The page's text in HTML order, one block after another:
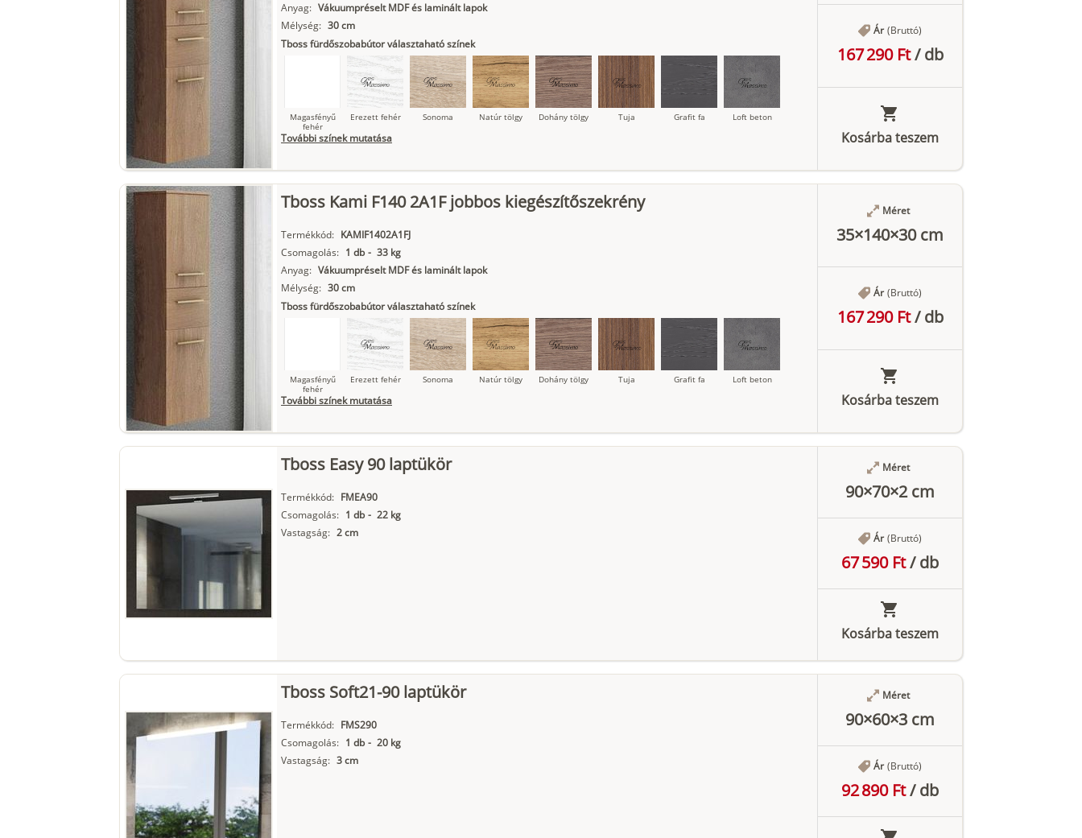
Matt fekete
Anyag: Vákuumpréselt MDF és laminált lapok
Mélység: 30 cm
Tboss fürdőszobabútor választaható színek
Magasfényű
fehér
Erezett fehér Sonoma Natúr tölgy Dohány tölgy Tuja Grafit fa Loft beton
Szupermatt
fehér
Lágy krém Kasmír Kőszürke Nádzöld Füstös zöld
Matt fekete
További színek mutatása
Ár (Bruttó)
167 290 Ft/db
Kosárba teszem
Tboss Kami F140 2A1F jobbos kiegészítőszekrény
Termékkód: KAMIF1402A1FJ
Csomagolás: 1 db - 33 kg
Anyag: Vákuumpréselt MDF és laminált lapok
Mélység: 30 cm
Tboss fürdőszobabútor választaható színek
Magasfényű
fehér
Erezett fehér Sonoma Natúr tölgy Dohány tölgy Tuja Grafit fa Loft beton
Szupermatt
fehér
Lágy krém Kasmír
Matt fekete
További színek mutatása
Méret
35×140×30 cm
Ár (Bruttó)
167 290 Ft/db
Kosárba teszem
Tboss Easy 90 laptükör
Termékkód: FMEA90
Csomagolás: 1 db - 22 kg
Vastagság: 2 cm
Méret
90×70×2 cm
Ár (Bruttó)
67 590 Ft/db
Kosárba teszem
Tboss Soft21-90 laptükör
Termékkód: FMS290
Csomagolás: 1 db - 20 kg
Vastagság: 3 cm
Méret
90×60×3 cm
Ár (Bruttó)
92 890 Ft/db